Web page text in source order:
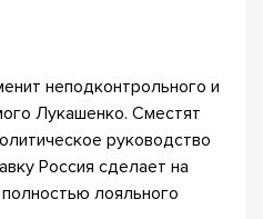
неподконтрольного и
Лукашенко. Сместят
руководство
Россия сделает на
лояльного